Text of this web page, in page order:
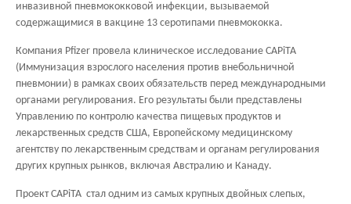
инвазивной пневмококковой инфекции, вызываемой
содержащимися в вакцине 13 серотипами пневмококка.
Компания Pfizer провела клиническое исследование CAPiTA
(Иммунизация взрослого населения против внебольничной
пневмонии) в рамках своих обязательств перед международными
органами регулирования. Его результаты были представлены
Управлению по контролю качества пищевых продуктов и
лекарственных средств США, Европейскому медицинскому
агентству по лекарственным средствам и органам регулирования
других крупных рынков, включая Австралию и Канаду.
Проект CAPiTA стал одним из самых крупных двойных слепых,